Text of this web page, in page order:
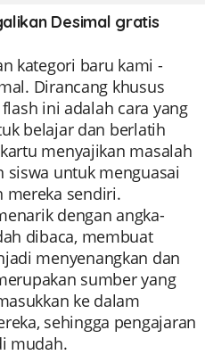
Desimal gratis
kategori baru kami -
Dirancang khusus
ini adalah cara yang
belajar dan berlatih
menyajikan masalah
siswa untuk menguasai
mereka sendiri.
dengan angka-
dibaca, membuat
menyenangkan dan
sumber yang
ke dalam
sehingga pengajaran
mudah.